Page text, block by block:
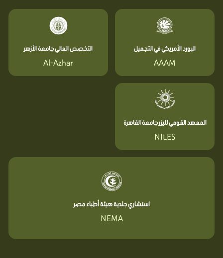
البورد الأمريكي في التجميل
AAAM
التخصص العالي جامعة الأزهر
Al-Azhar
المعهد القومي لليزر جامعة القاهرة
NILES
استشاري جلدية هيئة أطباء مصر
NEMA